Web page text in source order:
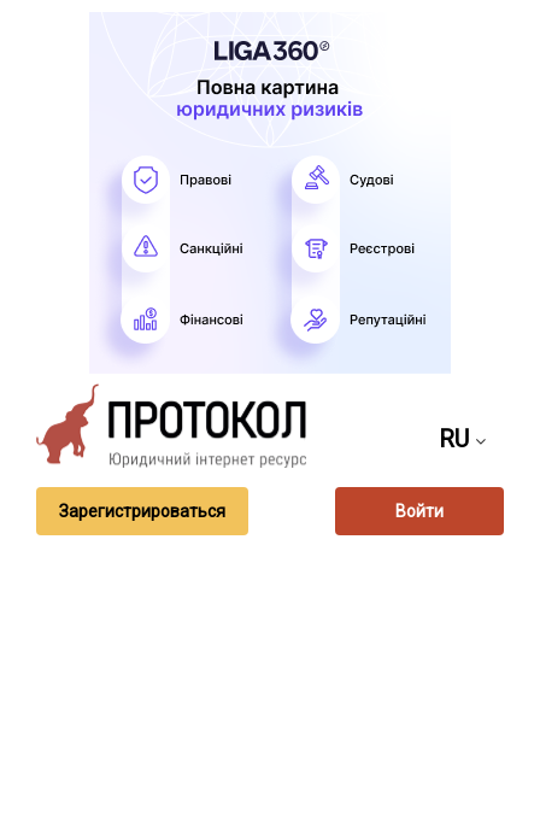
RU
Зарегистрироваться Войти